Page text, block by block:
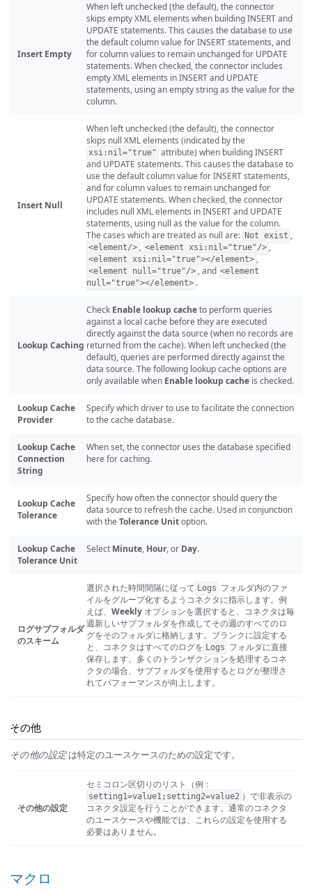
Insert Empty
When left unchecked (the default), the connector
skips empty XML elements when building INSERT and
UPDATE statements. This causes the database to use
the default column value for INSERT statements, and
for column values to remain unchanged for UPDATE
statements. When checked, the connector includes
empty XML elements in INSERT and UPDATE
statements, using an empty string as the value for the
column.
Insert Null
When left unchecked (the default), the connector
skips null XML elements (indicated by the
xsi:nil="true" attribute) when building INSERT
and UPDATE statements. This causes the database to
use the default column value for INSERT statements,
and for column values to remain unchanged for
UPDATE statements. When checked, the connector
includes null XML elements in INSERT and UPDATE
statements, using null as the value for the column.
The cases which are treated as null are: Not exist ,
<element/> , <element xsi:nil="true"/> ,
<element xsi:nil="true"></element> ,
<element null="true"/> , and <element
null="true"></element> .
Lookup Caching
Check Enable lookup cacheto perform queries
against a local cache before they are executed
directly against the data source (when no records are
returned from the cache). When left unchecked (the
default), queries are performed directly against the
data source. The following lookup cache options are
only available when Enable lookup cache is checked.
Lookup Cache
Provider
Specify which driver to use to facilitate the connection
to the cache database.
Lookup Cache
Connection
String
When set, the connector uses the database specified
here for caching.
Lookup Cache
Tolerance
Specify how often the connector should query the
data source to refresh the cache. Used in conjunction
with the Tolerance Unitoption.
Lookup Cache
Tolerance Unit
Select Minute, Hour, or Day.
ログサブフォルダ
のスキーム
選択された時間間隔に従って Logs フォルダ内のファ
イルをグループ化するようコネクタに指示します。例
えば、 Weekly オプションを選択すると、コネクタは毎
週新しいサブフォルダを作成してその週のすべてのロ
グをそのフォルダに格納します。ブランクに設定する
と、コネクタはすべてのログを Logs フォルダに直接
保存します。多くのトランザクションを処理するコネ
クタの場合、サブフォルダを使用するとログが整理さ
れてパフォーマンスが向上します。
その他
その他の設定は特定のユースケースのための設定です。
その他の設定
セミコロン区切りのリスト（例：
setting1=value1;setting2=value2 ）で非表示の
コネクタ設定を行うことができます。通常のコネクタ
のユースケースや機能では、これらの設定を使用する
必要はありません。
マクロ